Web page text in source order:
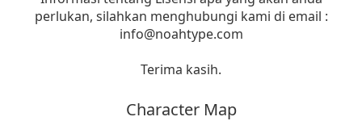
perlukan, silahkan menghubungi kami di email :
info@noahtype.com
Terima kasih.
Character Map